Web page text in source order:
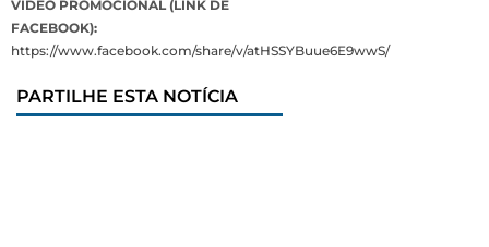
VÍDEO PROMOCIONAL (LINK DE
FACEBOOK):
https://www.facebook.com/share/v/atHSSYBuue6E9wwS/
PARTILHE ESTA NOTÍCIA